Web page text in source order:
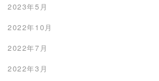
2023年5月
2022年10月
2022年7月
2022年3月